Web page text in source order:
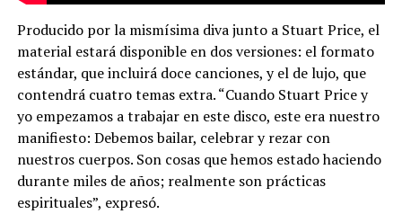
Producido por la mismísima diva junto a Stuart Price, el
material estará disponible en dos versiones: el formato
estándar, que incluirá doce canciones, y el de lujo, que
contendrá cuatro temas extra. “Cuando Stuart Price y
yo empezamos a trabajar en este disco, este era nuestro
manifiesto: Debemos bailar, celebrar y rezar con
nuestros cuerpos. Son cosas que hemos estado haciendo
durante miles de años; realmente son prácticas
espirituales”, expresó.